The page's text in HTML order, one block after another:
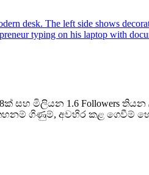
සහ මිලියන 1.6 Followers
තහනම් ගිණුම්, අවහිර කළ ගෙවීම්